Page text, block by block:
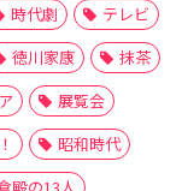
時代劇
テレビ
徳川家康
抹茶
展覧会
昭和時代